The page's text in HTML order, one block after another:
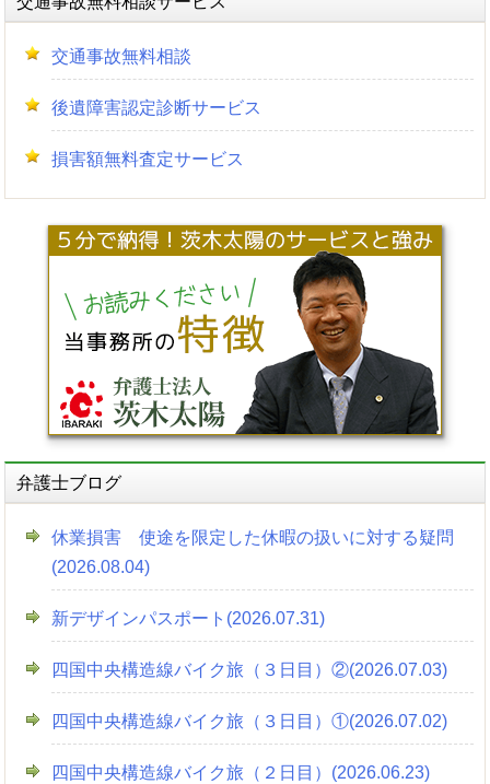
交通事故無料相談
後遺障害認定診断サービス
損害額無料査定サービス
弁護士ブログ
休業損害 使途を限定した休暇の扱いに対する疑問
(2026.08.04)
新デザインパスポート(2026.07.31)
四国中央構造線バイク旅（３日目）②(2026.07.03)
四国中央構造線バイク旅（３日目）①(2026.07.02)
四国中央構造線バイク旅（２日目）(2026.06.23)